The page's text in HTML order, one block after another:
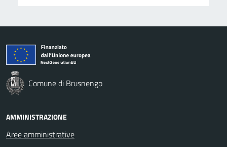
Comune di Brusnengo
AMMINISTRAZIONE
Aree amministrative